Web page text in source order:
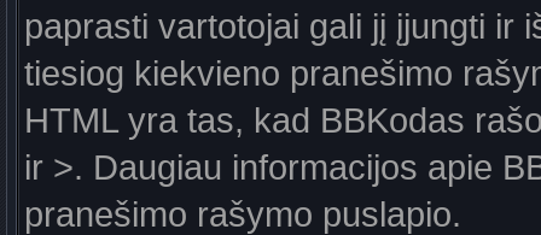
paprasti vartotojai gali jį įjungti ir
tiesiog kiekvieno pranešimo
HTML yra tas, kad BBKodas
ir >. Daugiau informacijos apie
pranešimo rašymo puslapio.